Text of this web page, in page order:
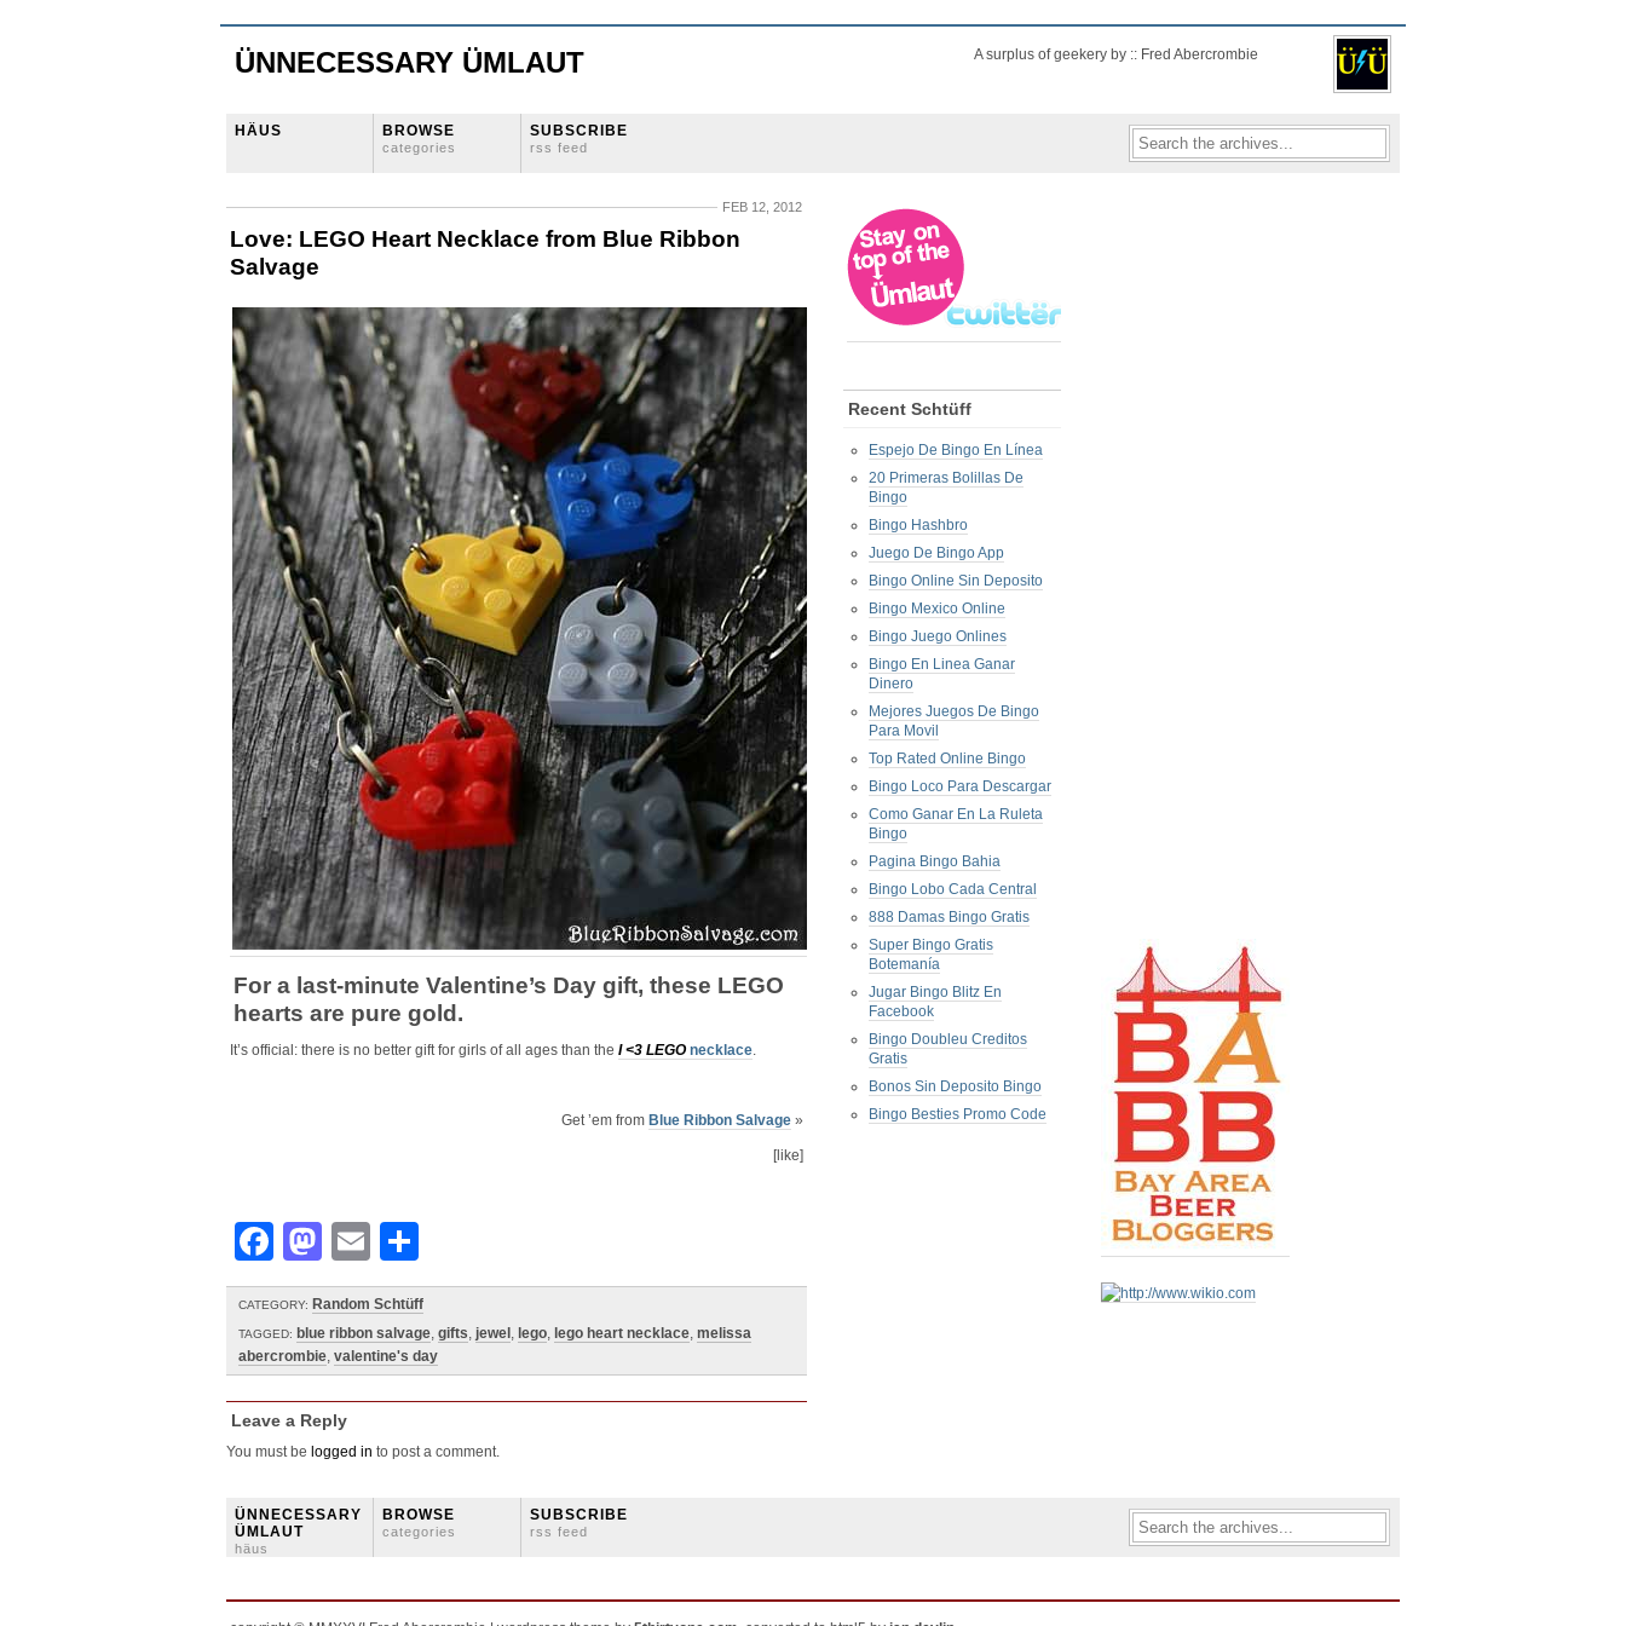
ÜNNECESSARY ÜMLAUT A surplus of geekery by :: Fred Abercrombie
HÄUS BROWSE
categories
SUBSCRIBE
rss feed
FEB 12, 2012
Love: LEGO Heart Necklace from Blue Ribbon
Salvage
For a last-minute Valentine’s Day gift, these LEGO
hearts are pure gold.
It’s official: there is no better gift for girls of all ages than the I <3 LEGOnecklace.
Get ’em from Blue Ribbon Salvage »
[like]
Facebook
Mastodon
Email
CATEGORY: Random Schtüff
TAGGED: blue ribbon salvage, gifts, jewel , lego, lego heart necklace, melissa
abercrombie, valentine's day
Leave a Reply
You must be logged in to post a comment.
Recent Schtüff
Espejo De Bingo En Línea
20 Primeras Bolillas De
Bingo
Bingo Hashbro
Juego De Bingo App
Bingo Online Sin Deposito
Bingo Mexico Online
Bingo Juego Onlines
Bingo En Linea Ganar
Dinero
Mejores Juegos De Bingo
Para Movil
Top Rated Online Bingo
Bingo Loco Para Descargar
Como Ganar En La Ruleta
Bingo
Pagina Bingo Bahia
Bingo Lobo Cada Central
888 Damas Bingo Gratis
Super Bingo Gratis
Botemanía
Jugar Bingo Blitz En
Facebook
Bingo Doubleu Creditos
Gratis
Bonos Sin Deposito Bingo
Bingo Besties Promo Code
ÜNNECESSARY
ÜMLAUT
häus
BROWSE
categories
SUBSCRIBE
rss feed